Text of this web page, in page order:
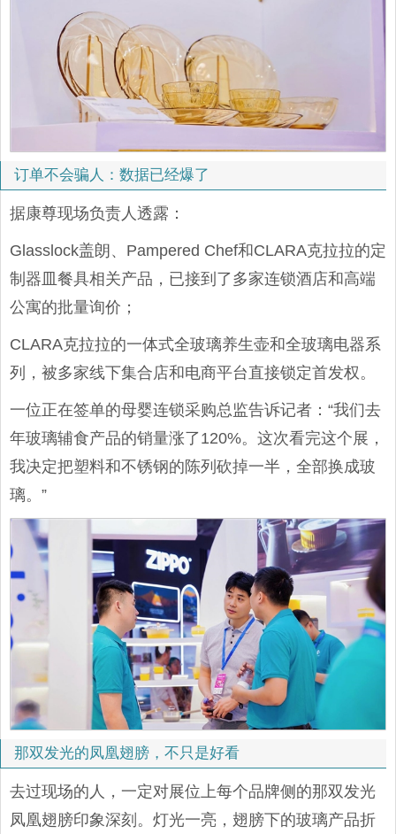
订单不会骗人：数据已经爆了
据康尊现场负责人透露：
Glasslock盖朗、Pampered Chef和CLARA克拉拉的定
制器皿餐具相关产品，已接到了多家连锁酒店和高端
公寓的批量询价；
CLARA克拉拉的一体式全玻璃养生壶和全玻璃电器系
列，被多家线下集合店和电商平台直接锁定首发权。
一位正在签单的母婴连锁采购总监告诉记者：“我们去
年玻璃辅食产品的销量涨了120%。这次看完这个展，
我决定把塑料和不锈钢的陈列砍掉一半，全部换成玻
璃。”
那双发光的凤凰翅膀，不只是好看
去过现场的人，一定对展位上每个品牌侧的那双发光
凤凰翅膀印象深刻。灯光一亮，翅膀下的玻璃产品折